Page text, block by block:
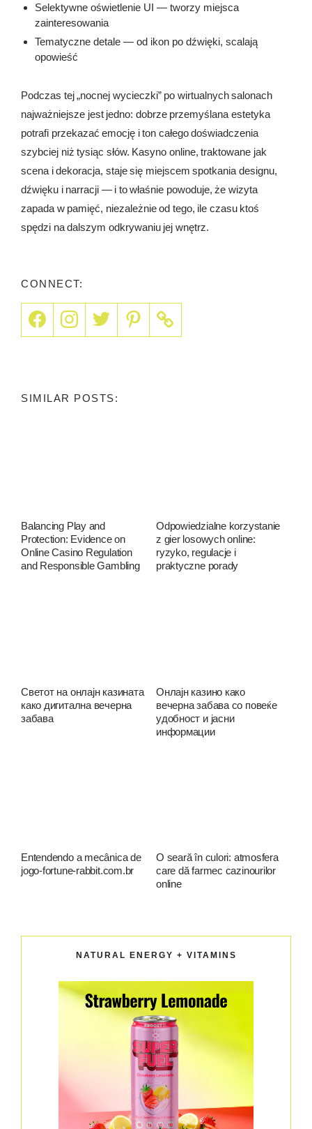
Selektywne oświetlenie UI — tworzy miejsca
zainteresowania
Tematyczne detale — od ikon po dźwięki, scalają
opowieść
Podczas tej „nocnej wycieczki” po wirtualnych salonach
najważniejsze jest jedno: dobrze przemyślana estetyka
potrafi przekazać emocję i ton całego doświadczenia
szybciej niż tysiąc słów. Kasyno online, traktowane jak
scena i dekoracja, staje się miejscem spotkania designu,
dźwięku i narracji — i to właśnie powoduje, że wizyta
zapada w pamięć, niezależnie od tego, ile czasu ktoś
spędzi na dalszym odkrywaniu jej wnętrz.
CONNECT:
SIMILAR POSTS:
Balancing Play and
Protection: Evidence on
Online Casino Regulation
and Responsible Gambling
Odpowiedzialne korzystanie
z gier losowych online:
ryzyko, regulacje i
praktyczne porady
Светот на онлајн казината
како дигитална вечерна
забава
Онлајн казино како
вечерна забава со повеќе
удобност и јасни
информации
Entendendo a mecânica de
jogo-fortune-rabbit.com.br
O seară în culori: atmosfera
care dă farmec cazinourilor
online
NATURAL ENERGY + VITAMINS